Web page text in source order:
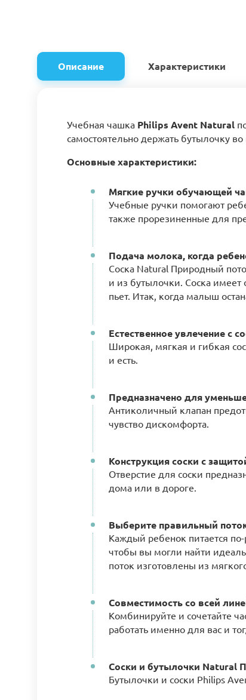
Описание Характеристики
Учебная чашка Philips Avent Natural
самостоятельно держать бутылочку
Основные характеристики:
Мягкие ручки обучающей
Учебные ручки помогают
также прорезиненные для
Подача молока, когда
Соска Natural Природный
и из бутылочки. Соска имеет
пьет. Итак, когда малыш
Естественное увлечение с
Широкая, мягкая и гибкая
и есть.
Предназначено для
Антиколичный клапан
чувство дискомфорта.
Конструкция соски с
Отверстие для соски
дома или в дороге.
Выберите правильный
Каждый ребенок питается
чтобы вы могли найти
поток изготовлены из
Совместимость со всей
Комбинируйте и сочетайте
работать именно для вас и
Соски и бутылочки Natural
Бутылочки и соски Philips